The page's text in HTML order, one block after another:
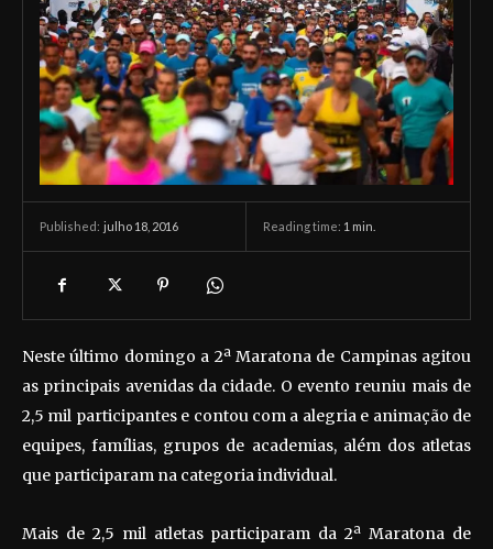
Published: julho 18, 2016 Reading time: 1 min.
Neste último domingo a 2ª Maratona de Campinas agitou
as principais avenidas da cidade. O evento reuniu mais de
2,5 mil participantes e contou com a alegria e animação de
equipes, famílias, grupos de academias, além dos atletas
que participaram na categoria individual.
Mais de 2,5 mil atletas participaram da 2ª Maratona de